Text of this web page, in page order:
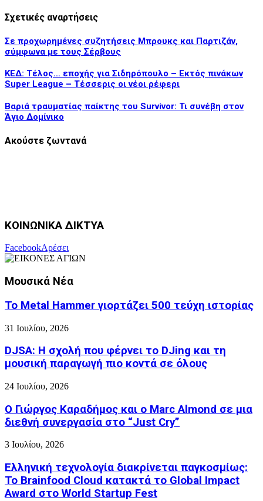
Σχετικές αναρτήσεις
Σε προχωρημένες συζητήσεις Μπρουκς και Παρτιζάν,
σύμφωνα με τους Σέρβους
ΚΕΔ: Τέλος… εποχής για Σιδηρόπουλο – Εκτός πινάκων
Super League – Τέσσερις οι νέοι ρέφερι
Βαριά τραυματίας παίκτης του Survivor: Τι συνέβη στον
Άγιο Δομίνικο
Ακούστε ζωντανά
ΚΟΙΝΩΝΙΚΑ ΔΙΚΤΥΑ
FacebookΑρέσει
Μουσικά Νέα
Το Metal Hammer γιορτάζει 500 τεύχη ιστορίας
31 Ιουλίου, 2026
DJSA: Η σχολή που φέρνει το DJing και τη
μουσική παραγωγή πιο κοντά σε όλους
24 Ιουλίου, 2026
Ο Γιώργος Καραδήμος και ο Marc Almond σε μια
διεθνή συνεργασία στο “Just Cry”
3 Ιουλίου, 2026
Ελληνική τεχνολογία διακρίνεται παγκοσμίως:
Το Brainfood Cloud κατακτά το Global Impact
Award στο World Startup Fest